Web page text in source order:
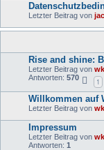
Letzter Beitrag von
Rise and shine:
Letzter Beitrag von
Antworten: 570 1
Willkommen auf
Letzter Beitrag von
Impressum
Letzter Beitrag von
Antworten: 1